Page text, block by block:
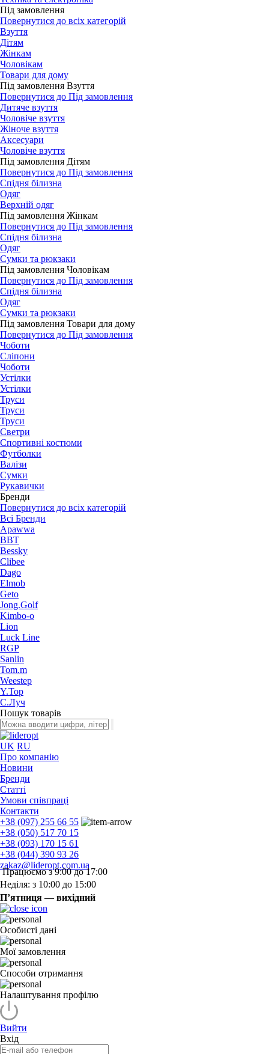
Під замовлення
Повернутися до всіх категорій
Взуття
Дітям
Жінкам
Чоловікам
Товари для дому
Під замовлення Взуття
Повернутися до Під замовлення
Дитяче взуття
Чоловіче взуття
Жіноче взуття
Аксесуари
Чоловіче взуття
Під замовлення Дітям
Повернутися до Під замовлення
Спідня білизна
Одяг
Верхній одяг
Під замовлення Жінкам
Повернутися до Під замовлення
Спідня білизна
Одяг
Сумки та рюкзаки
Під замовлення Чоловікам
Повернутися до Під замовлення
Спідня білизна
Одяг
Сумки та рюкзаки
Під замовлення Товари для дому
Повернутися до Під замовлення
Чоботи
Сліпони
Чоботи
Устілки
Устілки
Труси
Труси
Труси
Светри
Спортивні костюми
Футболки
Валізи
Сумки
Рукавички
Бренди
Повернутися до всіх категорій
Всі Бренди
Apawwa
BBT
Bessky
Clibee
Dago
Elmob
Geto
Jong.Golf
Kimbo-o
Lion
Luck Line
RGP
Sanlin
Tom.m
Weestep
Y.Top
С.Луч
Пошук товарів
UK RU
Про компанію
Новини
Бренди
Статті
Умови співпраці
Контакти
+38 (097) 255 66 55
+38 (050) 517 70 15
+38 (093) 170 15 61
+38 (044) 390 93 26
zakaz@lideropt.com.ua
Працюємо з 9:00 до 17:00
Неділя: з 10:00 до 15:00
П’ятниця — вихідний
Особисті дані
Мої замовлення
Способи отримання
Налаштування профілю
Вийти
Вхід